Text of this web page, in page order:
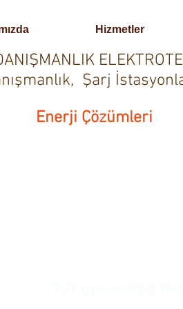
Hizmetler
Şarj
Enerji Çözümleri